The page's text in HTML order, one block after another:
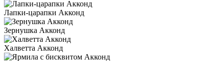
Лапки-царапки Акконд
Зернушка Акконд
Халветта Акконд